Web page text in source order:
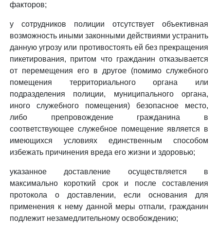
факторов;
у сотрудников полиции отсутствует объективная
возможность иными законными действиями устранить
данную угрозу или противостоять ей без прекращения
пикетирования, притом что гражданин отказывается
от перемещения его в другое (помимо служебного
помещения территориального органа или
подразделения полиции, муниципального органа,
иного служебного помещения) безопасное место,
либо препровождение гражданина в
соответствующее служебное помещение является в
имеющихся условиях единственным способом
избежать причинения вреда его жизни и здоровью;
указанное доставление осуществляется в
максимально короткий срок и после составления
протокола о доставлении, если основания для
применения к нему данной меры отпали, гражданин
подлежит незамедлительному освобождению;